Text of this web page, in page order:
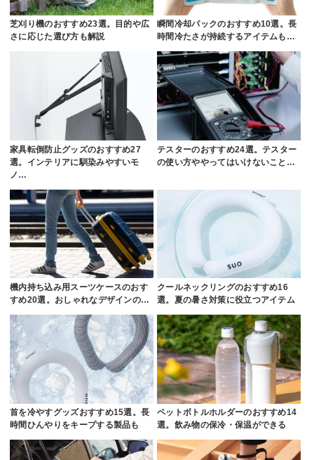
芝刈り機のおすすめ23選。目的や広
さに応じた選び方も解説
瞬間冷却パックのおすすめ10選。長
時間冷たさが持続するアイテムも…
家具転倒防止グッズのおすすめ27
選。インテリアに馴染みやすいモ
ノ…
テスターのおすすめ24選。テスター
の使い方ややってはいけないこと…
機内持ち込み用スーツケースのおす
すめ20選。おしゃれなデザインの…
クールネックリングのおすすめ16
選。夏の暑さ対策に役立つアイテム
首を冷やすグッズおすすめ15選。長
時間ひんやりをキープする製品も
ペットボトルホルダーのおすすめ14
選。飲み物の保冷・保温ができる